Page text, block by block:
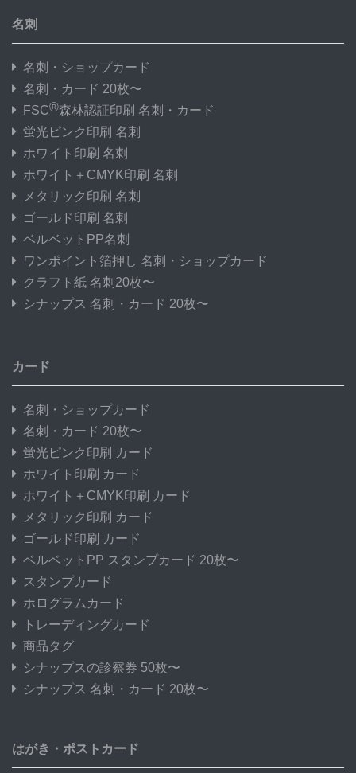
名刺
名刺・ショップカード
名刺・カード 20枚〜
FSC®森林認証印刷 名刺・カード
蛍光ピンク印刷 名刺
ホワイト印刷 名刺
ホワイト＋CMYK印刷 名刺
メタリック印刷 名刺
ゴールド印刷 名刺
ベルベットPP名刺
ワンポイント箔押し 名刺・ショップカード
クラフト紙 名刺20枚〜
シナップス 名刺・カード 20枚〜
カード
名刺・ショップカード
名刺・カード 20枚〜
蛍光ピンク印刷 カード
ホワイト印刷 カード
ホワイト＋CMYK印刷 カード
メタリック印刷 カード
ゴールド印刷 カード
ベルベットPP スタンプカード 20枚〜
スタンプカード
ホログラムカード
トレーディングカード
商品タグ
シナップスの診察券 50枚〜
シナップス 名刺・カード 20枚〜
はがき・ポストカード